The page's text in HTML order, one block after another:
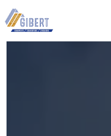
Panneau de gestion